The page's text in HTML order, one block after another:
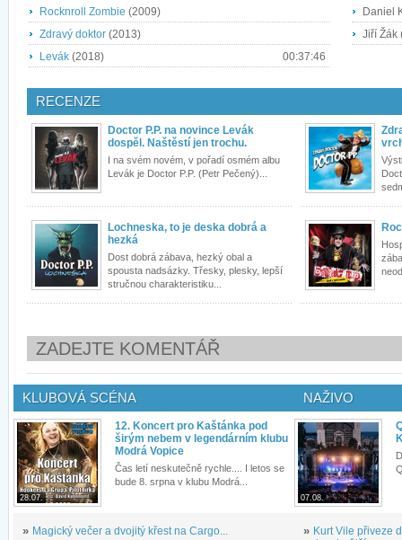
Rocknroll Zombie (2009)
Zdravý doktor (2013)
Levák (2018) 00:37:46
Daniel
Jiří Žák
RECENZE
Doctor P.P. na novince Levák
dospěl. Naštěstí jen trochu.
I na svém novém, v pořadí osmém albu
Levák je Doctor P.P. (Petr Pečený)...
Lochneska, to je deska dobrá a
hezká
Dost dobrá zábava, hezký obal a
spousta nadsázky. Třesky, plesky, lepší
stručnou charakteristiku...
ZADEJTE KOMENTÁŘ
KLUBOVÁ SCÉNA
28.07.
12. Koncert pro Kaštánka pod
širým nebem v legendárním klubu
Modrá Vopice
Čas letí neskutečně rychle.... I letos se
bude 8. srpna v klubu Modrá...
» Magický večer a dvojitý křest na Cargo...
NAŽIVO
07.08.
» Kurt Vile přiveze